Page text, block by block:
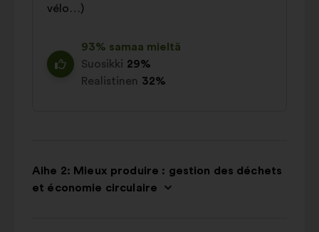
vélo…)
93% samaa mieltä
Suosikki 29%
Realistinen 32%
Aihe 2: Mieux produire : gestion des déchets
et économie circulaire